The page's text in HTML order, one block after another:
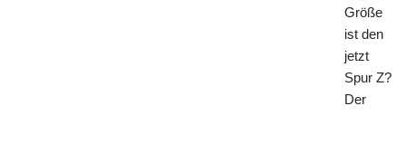
Größe
ist den
jetzt
Spur Z?
Der